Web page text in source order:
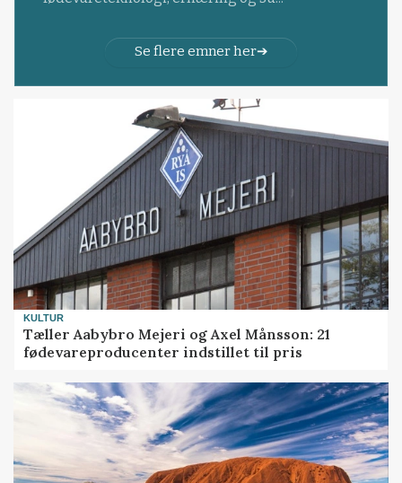
Se flere emner her
KULTUR
Tæller Aabybro Mejeri og Axel Månsson: 21
fødevareproducenter indstillet til pris